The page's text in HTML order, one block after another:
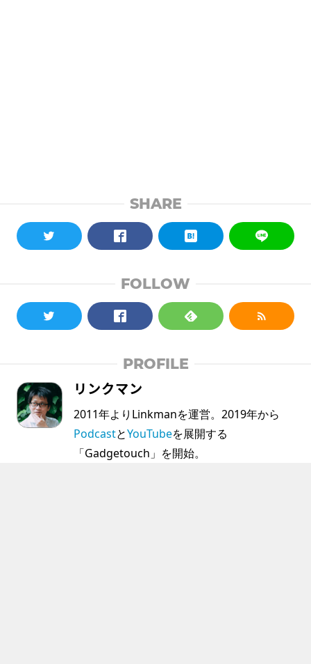
SHARE
FOLLOW
PROFILE
リンクマン
2011年よりLinkmanを運営。2019年から
PodcastとYouTubeを展開する
「Gadgetouch」を開始。